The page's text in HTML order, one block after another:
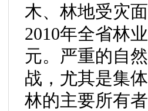
木、林地受灾
2010年全省林
元。严重的自
战，尤其是集
林的主要所有